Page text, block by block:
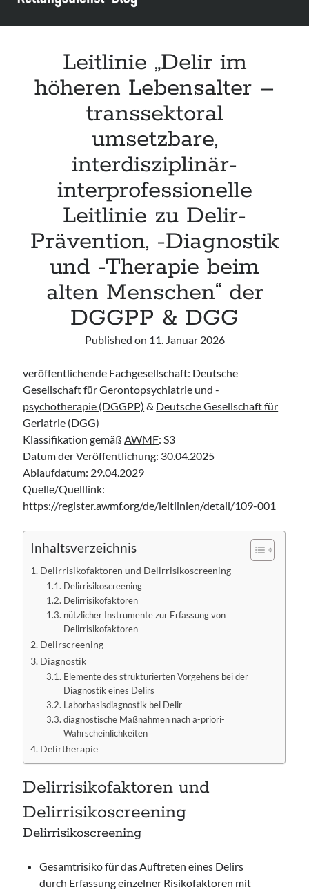
infants“ der CPS
Leitlinie „Die geburtshilfliche Analgesie und Anästhesie“ der DGAI
Leitlinie „Delir im
höheren Lebensalter –
transsektoral
umsetzbare,
interdisziplinär-
interprofessionelle
Leitlinie zu Delir-
Prävention, -Diagnostik
und -Therapie beim
alten Menschen“ der
DGGPP & DGG
Published on 11. Januar 2026
veröffentlichende Fachgesellschaft: Deutsche
Gesellschaft für Gerontopsychiatrie und -
psychotherapie (DGGPP) & Deutsche Gesellschaft für
Geriatrie (DGG)
Klassifikation gemäßAWMF: S3
Datum der Veröffentlichung: 30.04.2025
Ablaufdatum: 29.04.2029
Quelle/Quelllink:
https://register.awmf.org/de/leitlinien/detail/109-001
Inhaltsverzeichnis
Delirrisikofaktoren und Delirrisikoscreening
Delirrisikoscreening
Delirrisikofaktoren
nützlicher Instrumente zur Erfassung von
Delirrisikofaktoren
Delirscreening
Diagnostik
Elemente des strukturierten Vorgehens bei der
Diagnostik eines Delirs
Laborbasisdiagnostik bei Delir
diagnostische Maßnahmen nach a-priori-
Wahrscheinlichkeiten
Delirtherapie
Delirrisikofaktoren und
Delirrisikoscreening
Delirrisikoscreening
Gesamtrisiko für das Auftreten eines Delirs
durch Erfassung einzelner Risikofaktoren mit